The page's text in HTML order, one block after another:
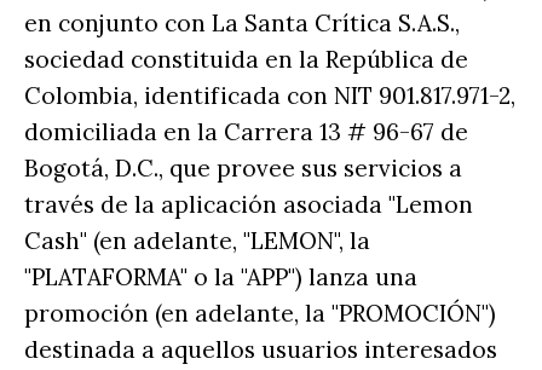
en conjunto con La Santa Crítica S.A.S.,
sociedad constituida en la República de
Colombia, identificada con NIT 901.817.971-2,
domiciliada en la Carrera 13 # 96-67 de
Bogotá, D.C., que provee sus servicios a
través de la aplicación asociada "Lemon
Cash" (en adelante, "LEMON", la
"PLATAFORMA" o la "APP") lanza una
promoción (en adelante, la "PROMOCIÓN")
destinada a aquellos usuarios interesados